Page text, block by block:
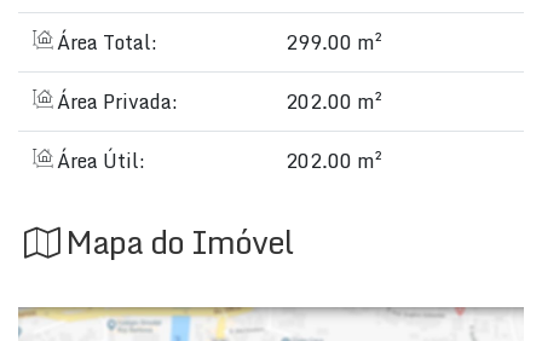
Área Total:
299.00 m²
Área Privada:
202.00 m²
Área Útil:
202.00 m²
Mapa do Imóvel